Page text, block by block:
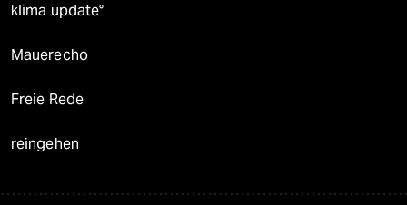
klima update°
Mauerecho
Freie Rede
reingehen